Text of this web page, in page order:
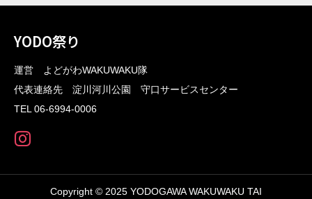
YODO祭り
運営 よどがわWAKUWAKU隊
代表連絡先 淀川河川公園 守口サービスセンター
TEL 06-6994-0006
Copyright © 2025 YODOGAWA WAKUWAKU TAI